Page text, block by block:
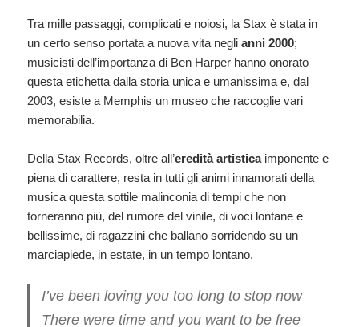
Tra mille passaggi, complicati e noiosi, la Stax è stata in
un certo senso portata a nuova vita neglianni 2000;
musicisti dell’importanza di Ben Harper hanno onorato
questa etichetta dalla storia unica e umanissima e, dal
2003, esiste a Memphis un museo che raccoglie vari
memorabilia.
Della Stax Records, oltre all’eredità artisticaimponente e
piena di carattere, resta in tutti gli animi innamorati della
musica questa sottile malinconia di tempi che non
torneranno più, del rumore del vinile, di voci lontane e
bellissime, di ragazzini che ballano sorridendo su un
marciapiede, in estate, in un tempo lontano.
I’ve been loving you too long to stop now
There were time and you want to be free